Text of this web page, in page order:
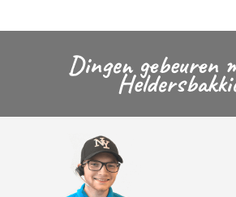
Dingen gebeuren